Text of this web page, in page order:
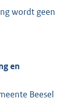
wordt geen
en
Beesel